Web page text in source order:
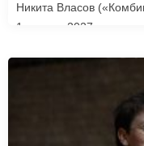
Никита Власов
1 января 2027 года.